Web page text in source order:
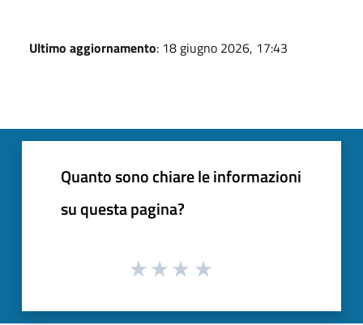
Ultimo aggiornamento: 18 giugno 2026, 17:43
Quanto sono chiare le informazioni
su questa pagina?